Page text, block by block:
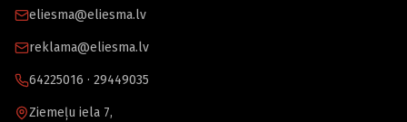
eliesma@eliesma.lv
reklama@eliesma.lv
64225016 · 29449035
Ziemeļu iela 7,